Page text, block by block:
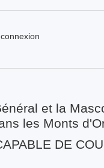
et la
les Monts
DE